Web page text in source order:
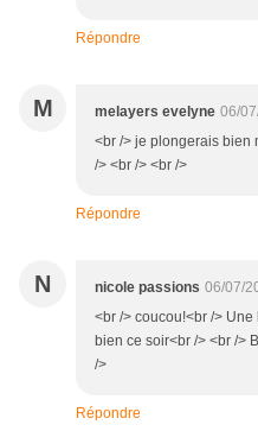
Répondre
M melayers evelyne 06/
<br /> je plongerais bien
/> <br /> <br />
Répondre
N nicole passions 06/07/
<br /> coucou!<br />
bien ce soir<br /> <br />
/>
Répondre